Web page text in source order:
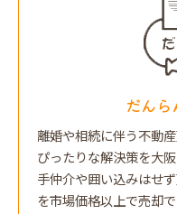
だん
離婚や相続に伴う不動
ぴったりな解決策を大
手仲介や囲い込みはせ
を市場価格以上で売却